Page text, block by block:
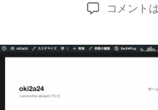
【
子
コメント